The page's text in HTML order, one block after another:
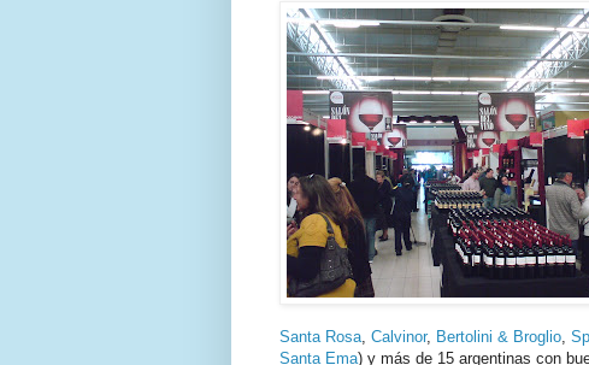
Santa Rosa Calvinor, Bertolini & Broglio
Santa Ema) y más de 15 argentinas con